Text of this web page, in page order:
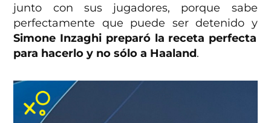
junto con sus jugadores, porque sabe
perfectamente que puede ser detenido y
Simone Inzaghi preparó la receta perfecta
para hacerlo y no sólo a Haaland.